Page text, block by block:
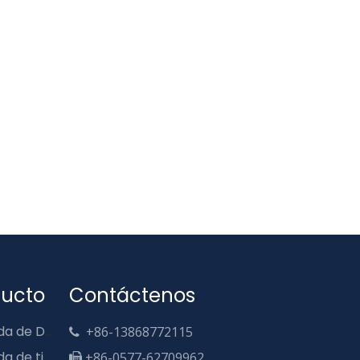
Disyuntor de caja moldeada de DC y AC
Contáctenos
 +86-13868772115